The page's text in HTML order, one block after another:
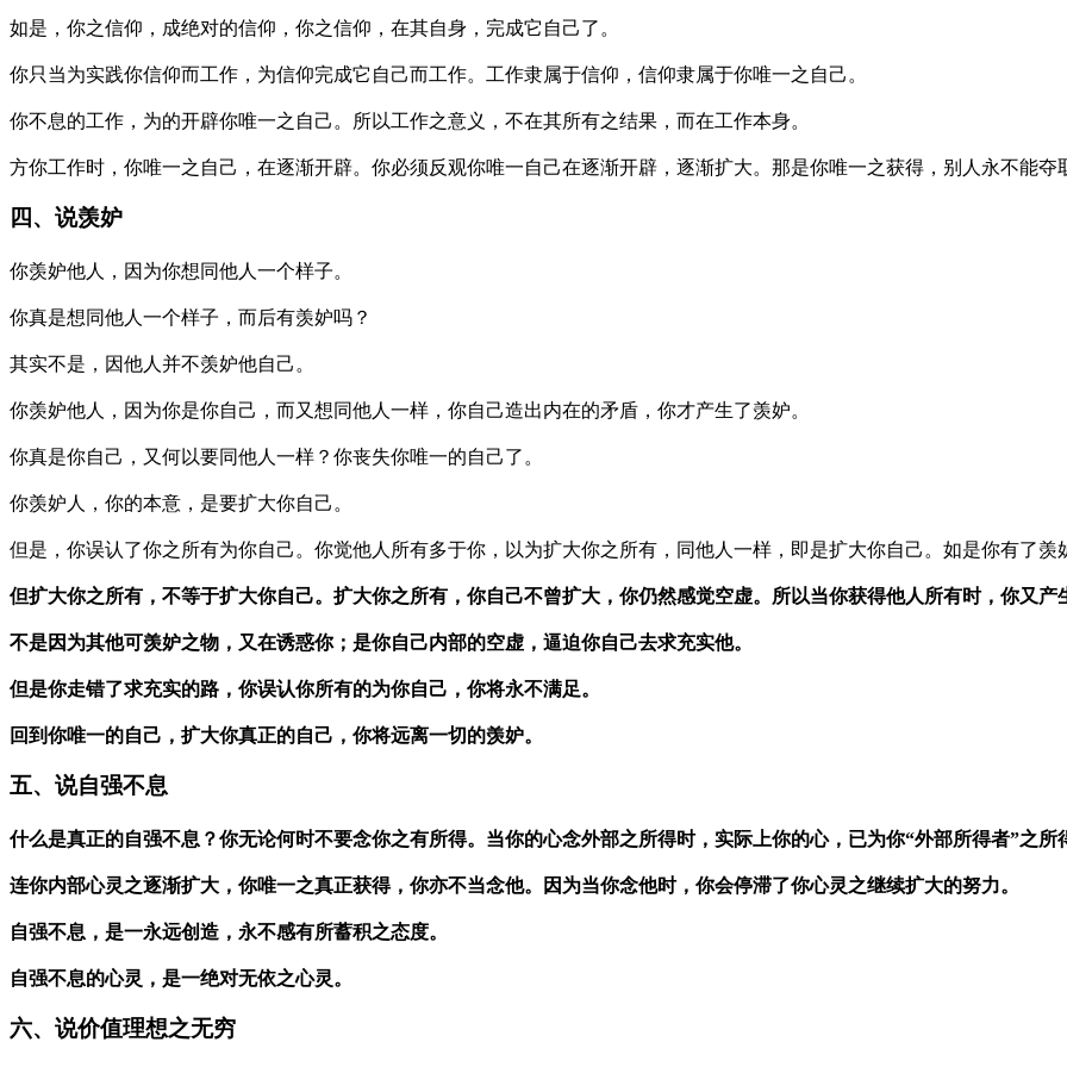
如是，你之信仰，成绝对的信仰，你之信仰，在其自身，完成它自己了。
你只当为实践你信仰而工作，为信仰完成它自己而工作。工作隶属于信仰，信仰隶属于你唯一之自己。
你不息的工作，为的开辟你唯一之自己。所以工作之意义，不在其所有之结果，而在工作本身。
方你工作时，你唯一之自己，在逐渐开辟。你必须反观你唯一自己在逐渐开辟，逐渐扩大。那是你唯一之获得，别人永不能夺
四、说羡妒
你羡妒他人，因为你想同他人一个样子。
你真是想同他人一个样子，而后有羡妒吗？
其实不是，因他人并不羡妒他自己。
你羡妒他人，因为你是你自己，而又想同他人一样，你自己造出内在的矛盾，你才产生了羡妒。
你真是你自己，又何以要同他人一样？你丧失你唯一的自己了。
你羡妒人，你的本意，是要扩大你自己。
但是，你误认了你之所有为你自己。你觉他人所有多于你，以为扩大你之所有，同他人一样，即是扩大你自己。如是你有了羡
但扩大你之所有，不等于扩大你自己。扩大你之所有，你自己不曾扩大，你仍然感觉空虚。所以当你获得他人所有时，你又产
不是因为其他可羡妒之物，又在诱惑你；是你自己内部的空虚，逼迫你自己去求充实他。
但是你走错了求充实的路，你误认你所有的为你自己，你将永不满足。
回到你唯一的自己，扩大你真正的自己，你将远离一切的羡妒。
五、说自强不息
什么是真正的自强不息？你无论何时不要念你之有所得。当你的心念外部之所得时，实际上你的心，已为你“外部所得者”之所
连你内部心灵之逐渐扩大，你唯一之真正获得，你亦不当念他。因为当你念他时，你会停滞了你心灵之继续扩大的努力。
自强不息，是一永远创造，永不感有所蓄积之态度。
自强不息的心灵，是一绝对无依之心灵。
六、说价值理想之无穷